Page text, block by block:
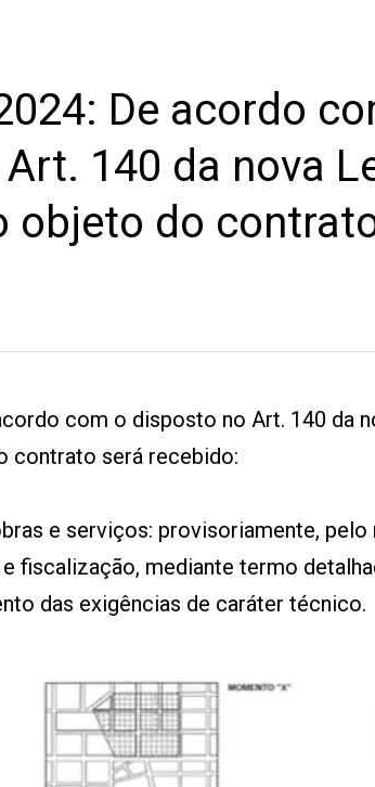
De acordo
140 da nova
objeto do
com o disposto no Art. 140 da
contrato será recebido:
e serviços: provisoriamente,
fiscalização, mediante termo
das exigências de caráter técnico.